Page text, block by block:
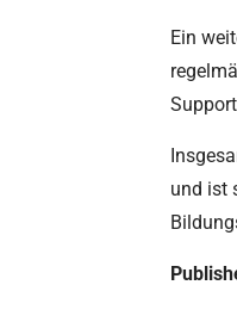
Ein
und ist